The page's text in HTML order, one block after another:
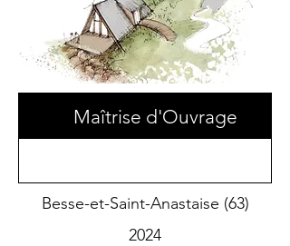
Maîtrise d'Ouvrage
Besse-et-Saint-Anastaise (63)
2024